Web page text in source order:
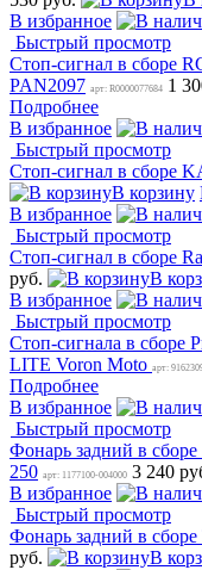
В избранное
Быстрый просмотр
Стоп-сигнал в сборе
PAN2097 арт: R0000077684 1
Подробнее
В избранное
Быстрый просмотр
Стоп-сигнал в сборе
В корзину
В избранное
Быстрый просмотр
Стоп-сигнал в сборе
руб.
В
В избранное
Быстрый просмотр
Стоп-сигнала в сборе
LITE Voron Moto арт:
Подробнее
В избранное
Быстрый просмотр
Фонарь задний в
250 арт: 1177100-004000 3 240
В избранное
Быстрый просмотр
Фонарь задний в
руб.
В